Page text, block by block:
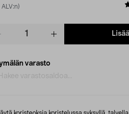
ALV:n)
varasto
Hakee varastosaldoa...